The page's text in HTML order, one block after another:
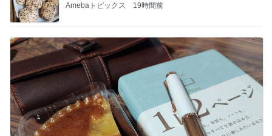
Amebaトピックス 19時間前